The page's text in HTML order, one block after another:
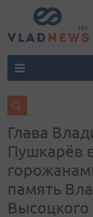
Глава
Пушкарёв
память
Высоцкого